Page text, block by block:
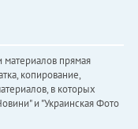
прямая
копирование,
в которых
и "Украинская Фото